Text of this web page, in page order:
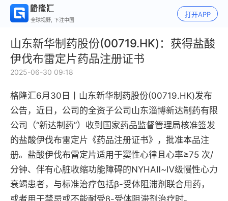
全球视野, 下注中国
打开APP
山东新华制药股份(00719.HK)：获得盐酸
伊伐布雷定片药品注册证书
2025-06-30 09:18
格隆汇6月30日丨 山东新华制药股份(00719.HK)发布
公告，近日，公司的全资子公司山东淄博新达制药有限
公司（“新达制药”）收到国家药品监督管理局核准签发
的盐酸伊伐布雷定片《药品注册证书》，批准本品注
册。盐酸伊伐布雷定片适用于窦性心律且心率≥75 次/
分钟、伴有心脏收缩功能障碍的NYHAⅡ~Ⅳ级慢性心力
衰竭患者，与标准治疗包括β-受体阻滞剂联合用药，
或者用于禁忌或不能耐受β-受体阻滞剂治疗时。